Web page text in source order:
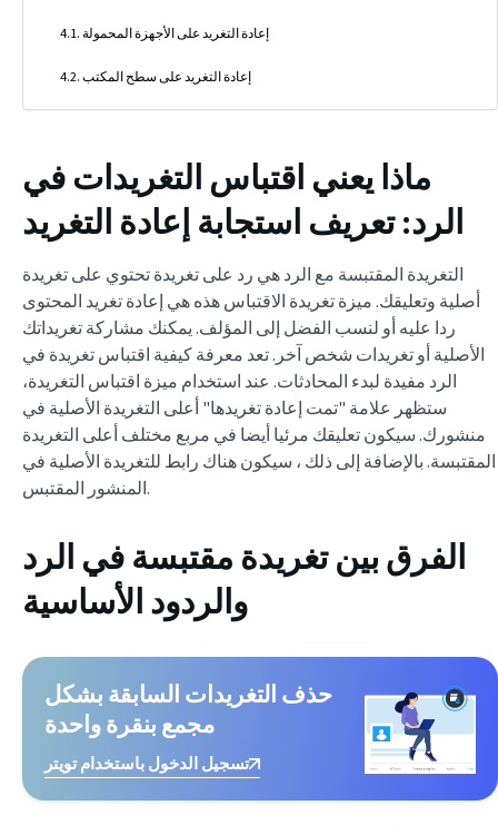
إعادة التغريد على الأجهزة المحمولة
إعادة التغريد على سطح المكتب
ماذا يعني اقتباس التغريدات في
الرد: تعريف استجابة إعادة التغريد
التغريدة المقتبسة مع الرد هي رد على تغريدة تحتوي على تغريدة
أصلية وتعليقك. ميزة تغريدة الاقتباس هذه هي إعادة تغريد المحتوى
ردا عليه أو لنسب الفضل إلى المؤلف. يمكنك مشاركة تغريداتك
الأصلية أو تغريدات شخص آخر. تعد معرفة كيفية اقتباس تغريدة في
الرد مفيدة لبدء المحادثات. عند استخدام ميزة اقتباس التغريدة،
ستظهر علامة "تمت إعادة تغريدها" أعلى التغريدة الأصلية في
منشورك. سيكون تعليقك مرئيا أيضا في مربع مختلف أعلى التغريدة
المقتبسة. بالإضافة إلى ذلك ، سيكون هناك رابط للتغريدة الأصلية في
المنشور المقتبس.
الفرق بين تغريدة مقتبسة في الرد
والردود الأساسية
حذف التغريدات السابقة بشكل
مجمع بنقرة واحدة
تسجيل الدخول باستخدام تويتر